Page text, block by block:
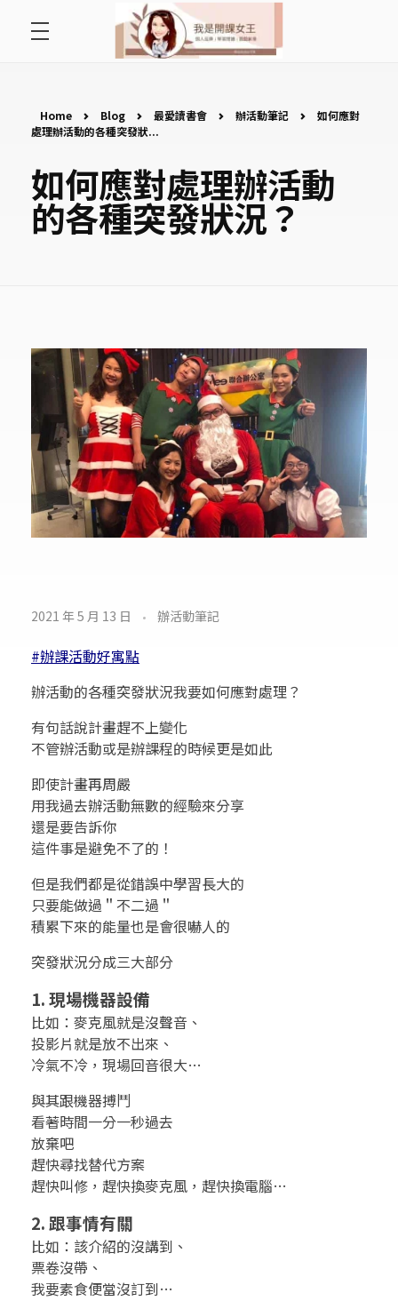
好好說故事
遇見好課程
Home Blog 最愛讀書會 辦活動筆記
如何應對
處理辦活動的各種突發狀...
如何應對處理辦活動
的各種突發狀況？
如
何
應
對
處
理
辦
動
的
各
種
突
發
狀
況
？
2021 年 5 月 13 日 辦活動筆記
#辦課活動好寓點
辦活動的各種突發狀況我要如何應對處理？
有句話說計畫趕不上變化
不管辦活動或是辦課程的時候更是如此
即使計畫再周嚴
用我過去辦活動無數的經驗來分享
還是要告訴你
這件事是避免不了的！
但是我們都是從錯誤中學習長大的
只要能做過＂不二過＂
積累下來的能量也是會很嚇人的
突發狀況分成三大部分
1. 現場機器設備
比如：麥克風就是沒聲音、
投影片就是放不出來、
冷氣不冷，現場回音很大…
與其跟機器搏鬥
看著時間一分一秒過去
放棄吧
趕快尋找替代方案
趕快叫修，趕快換麥克風，趕快換電腦…
2. 跟事情有關
比如：該介紹的沒講到、
票卷沒帶、
我要素食便當沒訂到…